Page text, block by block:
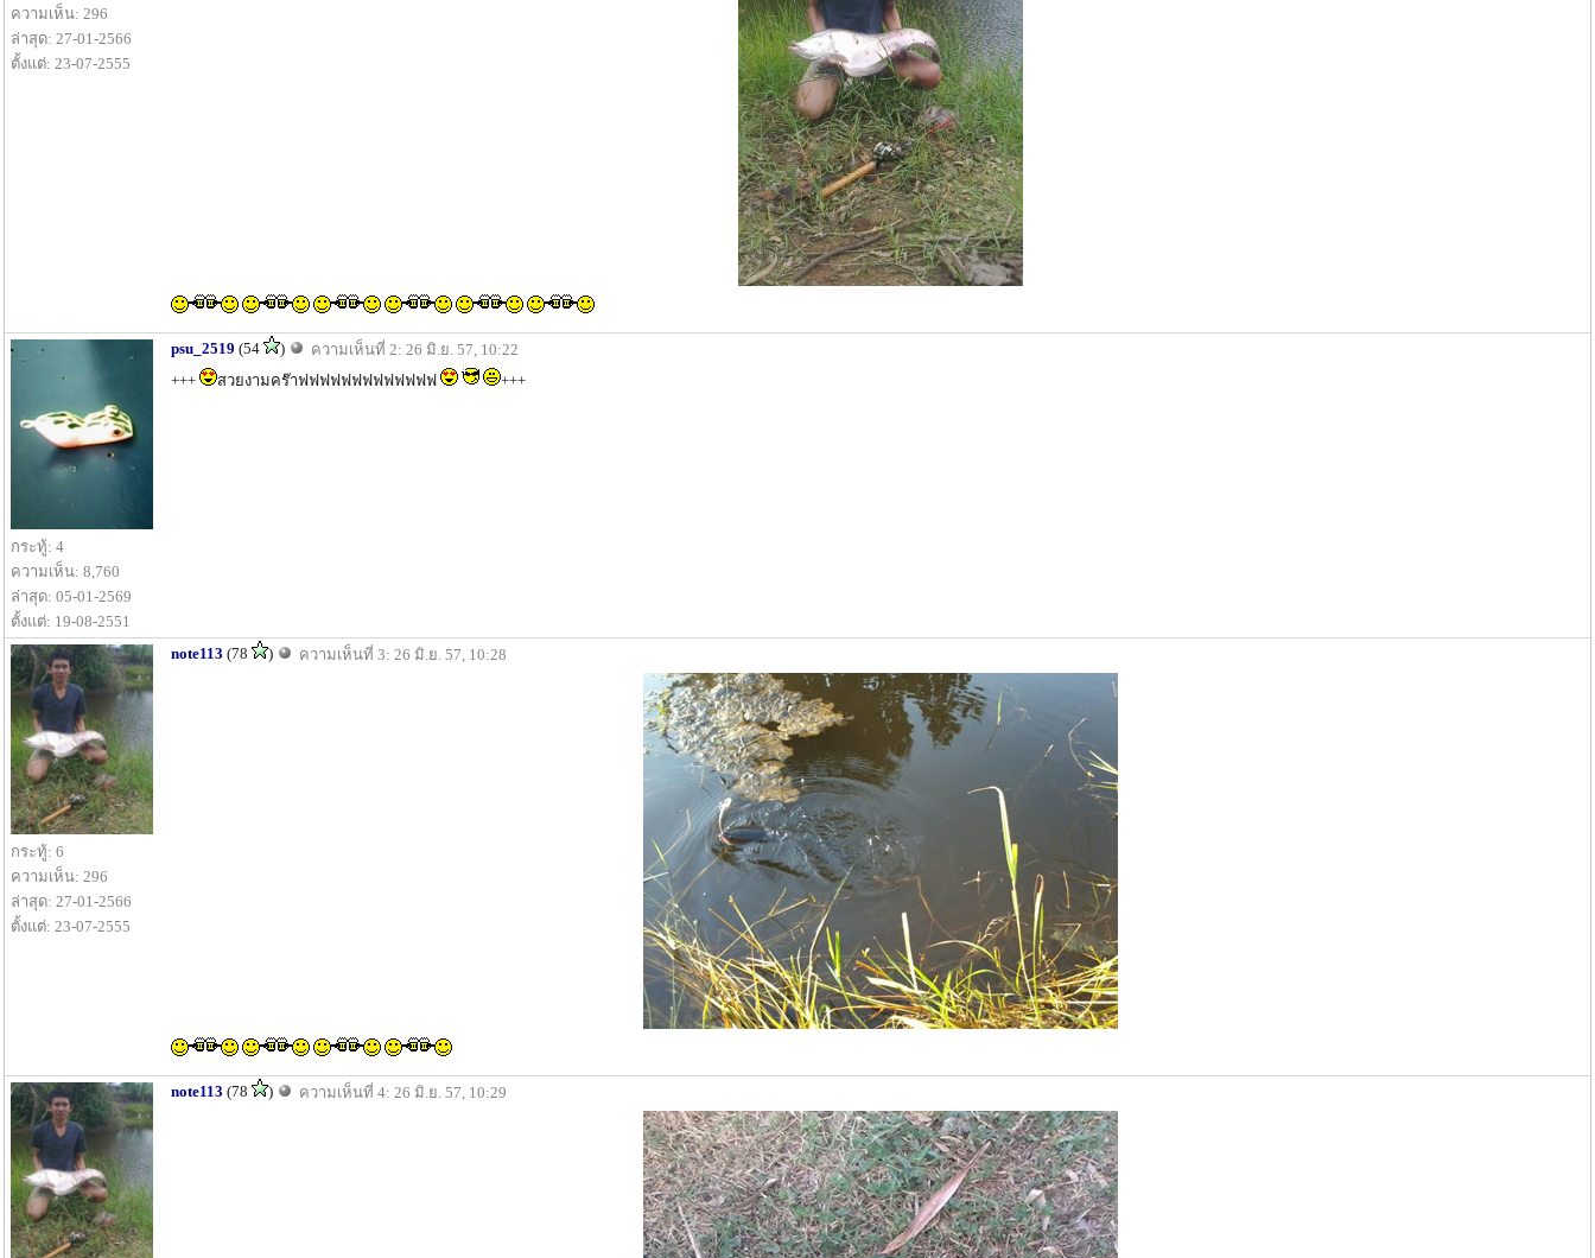
ความเห็น: 296
ล่าสุด: 27-01-2566
ตั้งแต่: 23-07-2555
กระทู้: 4
ความเห็น: 8,760
ล่าสุด: 05-01-2569
ตั้งแต่: 19-08-2551
psu_2519 (54 )
ความเห็นที่ 2: 26 มิ.ย. 57, 10:22
+++
สวยงามคร๊าฟฟฟฟฟฟฟฟฟฟฟฟฟ +++
กระทู้: 6
ความเห็น: 296
ล่าสุด: 27-01-2566
ตั้งแต่: 23-07-2555
note113 (78 ) ความเห็นที่ 3: 26 มิ.ย. 57, 10:28
note113 (78 ) ความเห็นที่ 4: 26 มิ.ย. 57, 10:29